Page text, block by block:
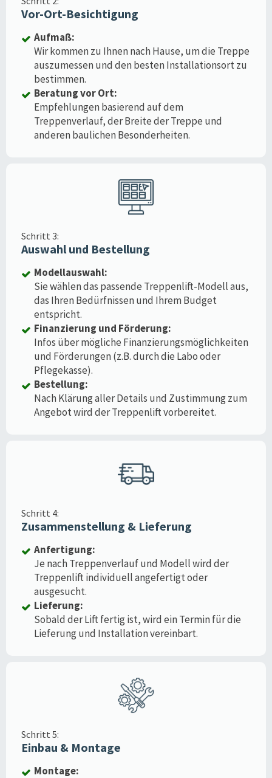
Vor-Ort-Besichtigung
Aufmaß:
Wir kommen zu Ihnen nach Hause, um die Treppe
auszumessen und den besten Installationsort zu
bestimmen.
Beratung vor Ort:
Empfehlungen basierend auf dem
Treppenverlauf, der Breite der Treppe und
anderen baulichen Besonderheiten.
Schritt 3:
Auswahl und Bestellung
Modellauswahl:
Sie wählen das passende Treppenlift-Modell aus,
das Ihren Bedürfnissen und Ihrem Budget
entspricht.
Finanzierung und Förderung:
Infos über mögliche Finanzierungsmöglichkeiten
und Förderungen (z.B. durch die Labo oder
Pflegekasse).
Bestellung:
Nach Klärung aller Details und Zustimmung zum
Angebot wird der Treppenlift vorbereitet.
Schritt 4:
Zusammenstellung & Lieferung
Anfertigung:
Je nach Treppenverlauf und Modell wird der
Treppenlift individuell angefertigt oder
ausgesucht.
Lieferung:
Sobald der Lift fertig ist, wird ein Termin für die
Lieferung und Installation vereinbart.
Schritt 5:
Einbau & Montage
Montage: